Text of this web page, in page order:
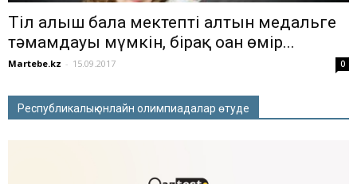
Тіл алғыш бала мектепті алтын медальге
тәмамдауы мүмкін, бірақ оған өмір...
Martebe.kz - 15.09.2017 0
Республикалық онлайн олимпиадалар өтуде